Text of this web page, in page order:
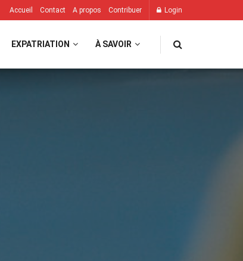
Accueil Contact A propos Contribuer Login
EXPATRIATION À SAVOIR